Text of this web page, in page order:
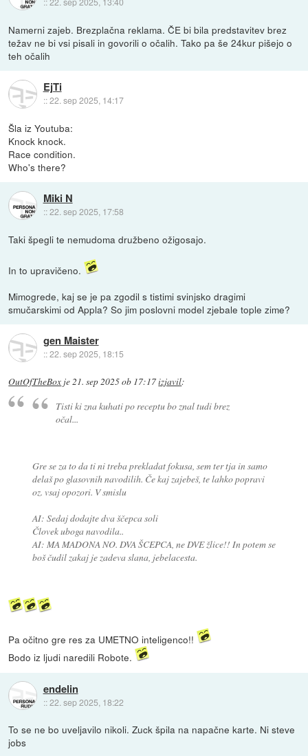
Namerni zajeb. Brezplačna reklama. ČE bi bila predstavitev brez
težav ne bi vsi pisali in govorili o očalih. Tako pa še 24kur pišejo o
teh očalih
EjTi
::22. sep 2025, 14:17
Šla iz Youtuba:
Knock knock.
Race condition.
Who's there?
Miki N
::22. sep 2025, 17:58
Taki špegli te nemudoma družbeno ožigosajo.
In to upravičeno.
Mimogrede, kaj se je pa zgodil s tistimi svinjsko dragimi
smučarskimi od Appla? So jim poslovni model zjebale tople zime?
gen Maister
::22. sep 2025, 18:15
OutOfTheBox je21. sep 2025 ob 17:17izjavil:
Tisti ki zna kuhati po receptu bo znal tudi brez
očal...
Gre se za to da ti ni treba prekladat fokusa, sem ter tja in samo
delaš po glasovnih navodilih. Če kaj zajebeš, te lahko popravi
oz. vsaj opozori. V smislu
AI: Sedaj dodajte dva ščepca soli
Človek uboga navodila..
AI: MA MADONA NO. DVA ŠCEPCA, ne DVE žlice!! In potem se
boš čudil zakaj je zadeva slana, jebelacesta.
Pa očitno gre res za UMETNO inteligenco!!
Bodo iz ljudi naredili Robote.
endelin
::22. sep 2025, 18:22
To se ne bo uveljavilo nikoli. Zuck špila na napačne karte. Ni steve
jobs